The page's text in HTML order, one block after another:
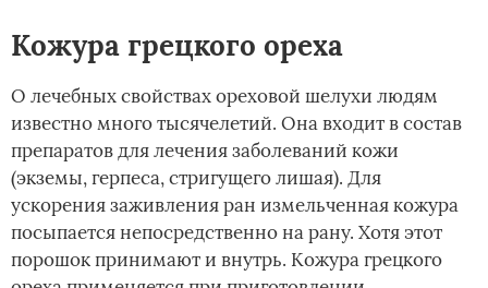
Кожура грецкого ореха
О лечебных свойствах ореховой шелухи людям
известно много тысячелетий. Она входит в состав
препаратов для лечения заболеваний кожи
(экземы, герпеса, стригущего лишая). Для
ускорения заживления ран измельченная кожура
посыпается непосредственно на рану. Хотя этот
порошок принимают и внутрь. Кожура грецкого